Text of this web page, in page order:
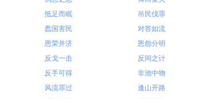
抵足而眠
吊民伐罪
蠹国害民
对答如流
恩荣并济
恩怨分明
反戈一击
反间之计
反手可得
非池中物
风流罪过
逢山开路